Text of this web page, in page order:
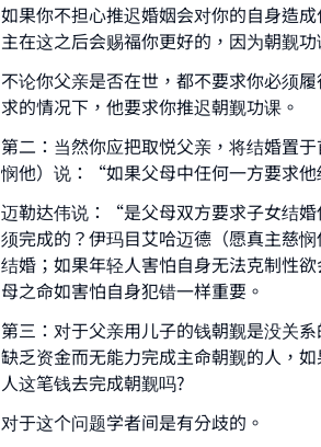
如果你不担心推迟婚姻会对你的自身造
主在这之后会赐福你更好的，因为朝觐
不论你父亲是否在世，都不要求你必须
求的情况下，他要求你推迟朝觐功课。
第二：当然你应把取悦父亲，将结婚置
悯他）说：“如果父母中任何一方要求他
迈勒达伟说：“是父母双方要求子女结
须完成的？伊玛目艾哈迈德（愿真主慈
结婚；如果年轻人害怕自身无法克制性
母之命如害怕自身犯错一样重要。
第三：对于父亲用儿子的钱朝觐是没关
缺乏资金而无能力完成主命朝觐的人，
人这笔钱去完成朝觐吗?
对于这个问题学者间是有分歧的。
Make an impact
Your support
"A person who leads
same